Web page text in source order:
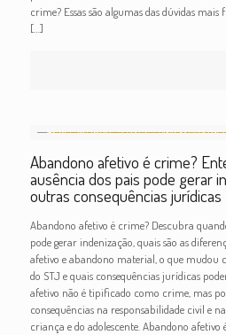
crime? Essas são algumas das dúvidas mais
[…]
Abandono afetivo é crime?
ausência dos pais pode gerar
outras consequências jurídicas
Abandono afetivo é crime? Descubra
pode gerar indenização, quais são as
afetivo e abandono material, o que mudou
do STJ e quais consequências jurídicas
afetivo não é tipificado como crime, mas
consequências na responsabilidade civil e
criança e do adolescente. Abandono afetivo